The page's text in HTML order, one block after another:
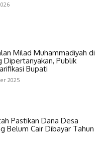
Milad Muhammadiyah di
Dipertanyakan, Publik
Bupati
2025
Pastikan Dana Desa
Belum Cair Dibayar Tahun